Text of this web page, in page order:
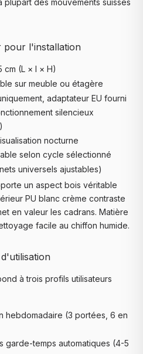
plupart des mouvements suisses
pour l'installation
cm (L × l × H)
sur meuble ou étagère
adaptateur EU fourni
silencieux
nocturne
selon cycle sélectionné
universels ajustables)
un aspect bois véritable
PU blanc crème contraste
en valeur les cadrans. Matière
facile au chiffon humide.
à trois profils utilisateurs
hebdomadaire (3 portées, 6 en
garde-temps automatiques (4-5